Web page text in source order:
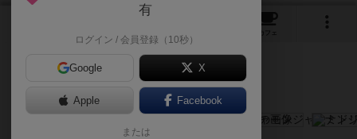
カフェ
有
ログイン / 会員登録（10秒）
Google X
Apple Facebook
または